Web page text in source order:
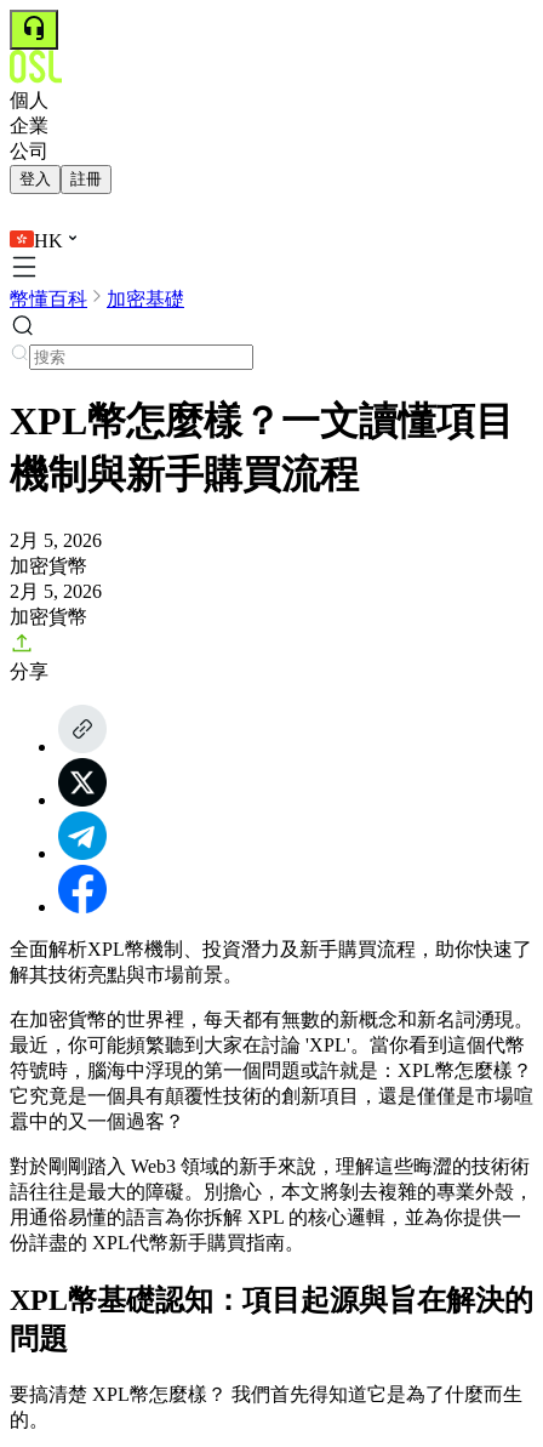
個人
企業
公司
登入 註冊
HK
幣懂百科 加密基礎
XPL幣怎麼樣？一文讀懂項目
機制與新手購買流程
2月 5, 2026
加密貨幣
2月 5, 2026
加密貨幣
分享
全面解析XPL幣機制、投資潛力及新手購買流程，助你快速了
解其技術亮點與市場前景。
在加密貨幣的世界裡，每天都有無數的新概念和新名詞湧現。
最近，你可能頻繁聽到大家在討論 'XPL'。當你看到這個代幣
符號時，腦海中浮現的第一個問題或許就是： XPL幣怎麼樣？
它究竟是一個具有顛覆性技術的創新項目，還是僅僅是市場喧
囂中的又一個過客？
對於剛剛踏入 Web3 領域的新手來說，理解這些晦澀的技術術
語往往是最大的障礙。別擔心，本文將剝去複雜的專業外殼，
用通俗易懂的語言為你拆解 XPL 的核心邏輯，並為你提供一
份詳盡的 XPL代幣新手購買指南。
XPL幣基礎認知：項目起源與旨在解決的
問題
要搞清楚 XPL幣怎麼樣？ 我們首先得知道它是為了什麼而生
的。